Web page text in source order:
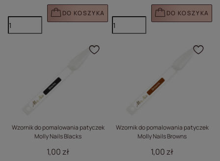
DO KOSZYKA DO KOSZYKA
Wzornik do pomalowania patyczek
Molly Nails Blacks
1,00 zł
Kliknij, aby dodać
Wzornik do pomalowania patyczek
Molly Nails Browns
1,00 zł